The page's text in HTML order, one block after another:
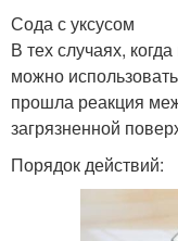
Сода с уксусом
В тех случаях,
можно
прошла реакция
загрязненной
Порядок действий: